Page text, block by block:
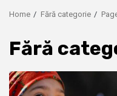
Home Fără categorie
Fără